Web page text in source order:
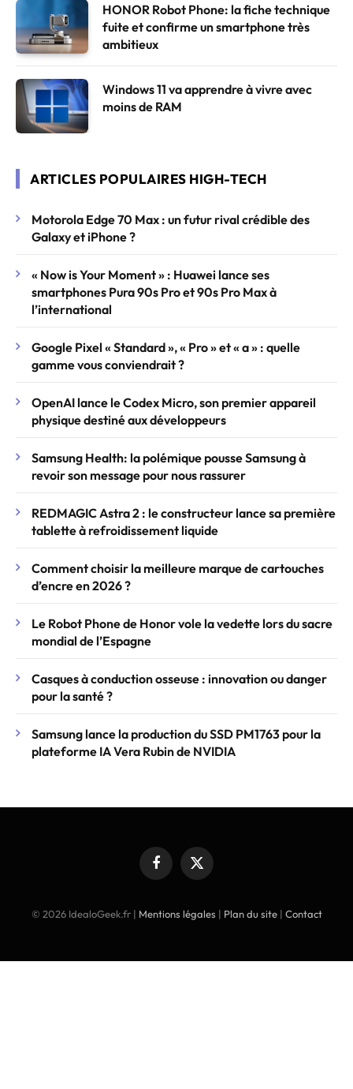
HONOR Robot Phone: la fiche technique
fuite et confirme un smartphone très
ambitieux
Windows 11 va apprendre à vivre avec
moins de RAM
ARTICLES POPULAIRES HIGH-TECH
Motorola Edge 70 Max : un futur rival crédible des
Galaxy et iPhone ?
« Now is Your Moment » : Huawei lance ses
smartphones Pura 90s Pro et 90s Pro Max à
l’international
Google Pixel « Standard », « Pro » et « a » : quelle
gamme vous conviendrait ?
OpenAI lance le Codex Micro, son premier appareil
physique destiné aux développeurs
Samsung Health: la polémique pousse Samsung à
revoir son message pour nous rassurer
REDMAGIC Astra 2 : le constructeur lance sa première
tablette à refroidissement liquide
Comment choisir la meilleure marque de cartouches
d’encre en 2026 ?
Le Robot Phone de Honor vole la vedette lors du sacre
mondial de l’Espagne
Casques à conduction osseuse : innovation ou danger
pour la santé ?
Samsung lance la production du SSD PM1763 pour la
plateforme IA Vera Rubin de NVIDIA
FacebookX
(Twitter)
© 2026 IdealoGeek.fr | Mentions légales | Plan du site| Contact